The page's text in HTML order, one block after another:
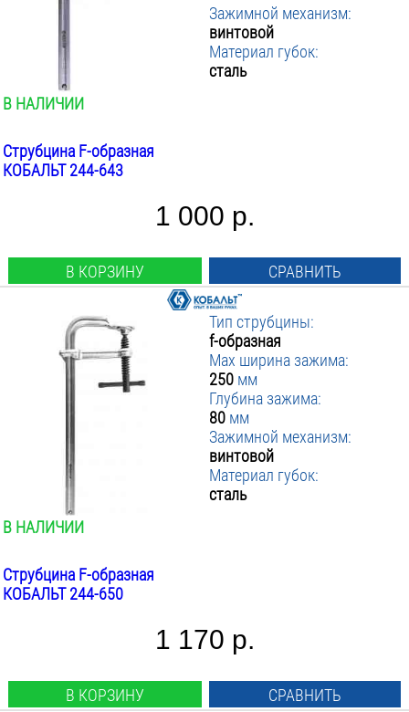
Зажимной механизм:
винтовой
Материал губок:
сталь
В НАЛИЧИИ
Струбцина F-образная
КОБАЛЬТ 244-643
1 000 р.
В КОРЗИНУ СРАВНИТЬ
Тип струбцины:
f-образная
Max ширина зажима:
250 мм
Глубина зажима:
80 мм
Зажимной механизм:
винтовой
Материал губок:
сталь
В НАЛИЧИИ
Струбцина F-образная
КОБАЛЬТ 244-650
1 170 р.
В КОРЗИНУ СРАВНИТЬ